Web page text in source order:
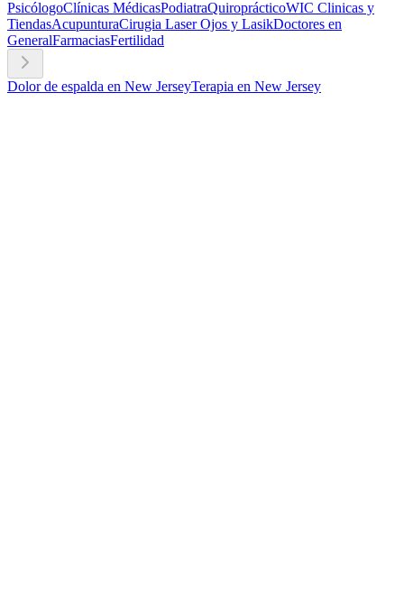
PsicólogoClínicas MédicasPodiatraQuiroprácticoWIC Clinicas y
TiendasAcupunturaCirugia Laser Ojos y LasikDoctores en
GeneralFarmaciasFertilidad
Dolor de espalda en New JerseyTerapia en New Jersey